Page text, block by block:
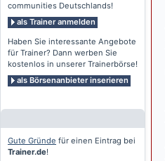
communities Deutschlands!
als Trainer anmelden
Haben Sie interessante Angebote
für Trainer? Dann werben Sie
kostenlos in unserer Trainerbörse!
als Börsenanbieter inserieren
Gute Gründe für einen Eintrag bei
Trainer.de!